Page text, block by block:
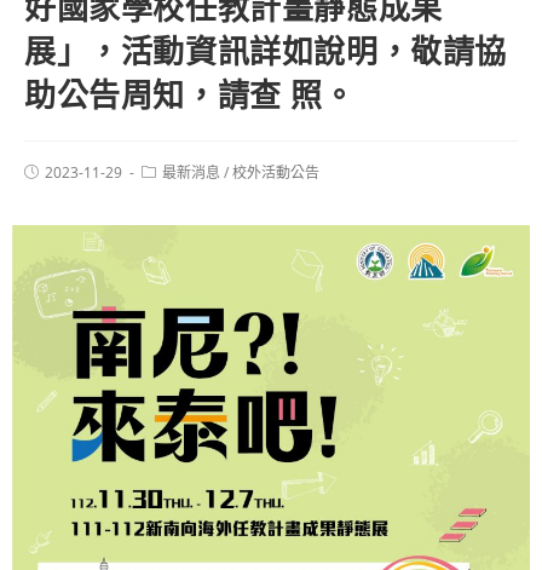
展」，活動資訊詳如說明，敬請協
助公告周知，請查 照。
2023-11-29 最新消息 /校外活動公告